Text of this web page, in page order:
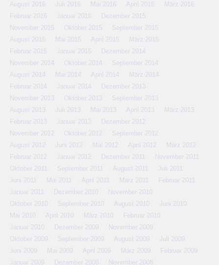
August 2016
Juli 2016 Mai 2016 April 2016
März 2016
Februar 2016
Januar 2016
Dezember 2015
November 2015
Oktober 2015
September 2015
August 2015
Mai 2015 April 2015
März 2015
Februar 2015
Januar 2015
Dezember 2014
November 2014
Oktober 2014
September 2014
August 2014
Mai 2014 April 2014
März 2014
Februar 2014
Januar 2014
Dezember 2013
November 2013
Oktober 2013
September 2013
August 2013
Juli 2013 Mai 2013 April 2013
März 2013
Februar 2013
Januar 2013
Dezember 2012
November 2012
Oktober 2012
September 2012
August 2012
Juni 2012 Mai 2012 April 2012
März 2012
Februar 2012
Januar 2012 Dezember 2011
November 2011
Oktober 2011
September 2011 August 2011
Juli 2011
Juni 2011
Mai 2011 April 2011 März 2011
Februar 2011
Januar 2011
Dezember 2010
November 2010
Oktober 2010
September 2010 August 2010
Juni 2010
Mai 2010
April 2010 März 2010
Februar 2010
Januar 2010
Dezember 2009
November 2009
Oktober 2009
September 2009 August 2009
Juli 2009
Juni 2009
Mai 2009 April 2009 März 2009
Februar 2009
Januar 2009
Dezember 2008 November 2008